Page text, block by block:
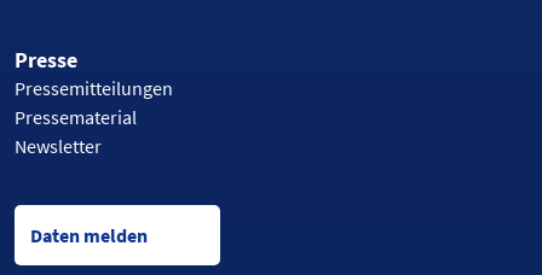
Presse
Pressemitteilungen
Pressematerial
Newsletter
Daten melden